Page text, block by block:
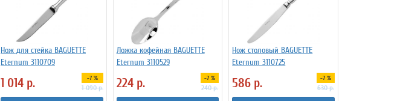
Нож для стейка BAGUETTE
Eternum 3110709
1 014 р. -7 %
1 090р.
Ложка кофейная BAGUETTE
Eternum 3110529
224 р. -7 %
240р.
Нож столовый BAGUETTE
Eternum 3110725
586 р. -7 %
630р.